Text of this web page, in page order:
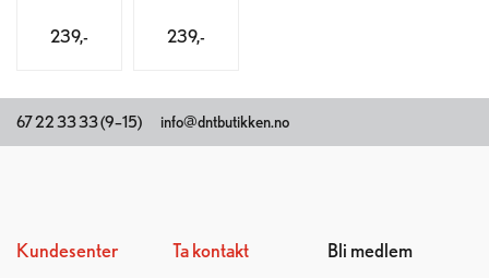
239,- 239,-
67 22 33 33 (9–15) info@dntbutikken.no
Kundesenter
Ta kontakt Bli medlem